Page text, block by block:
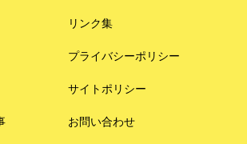
リンク集
プライバシーポリシー
サイトポリシー
お問い合わせ